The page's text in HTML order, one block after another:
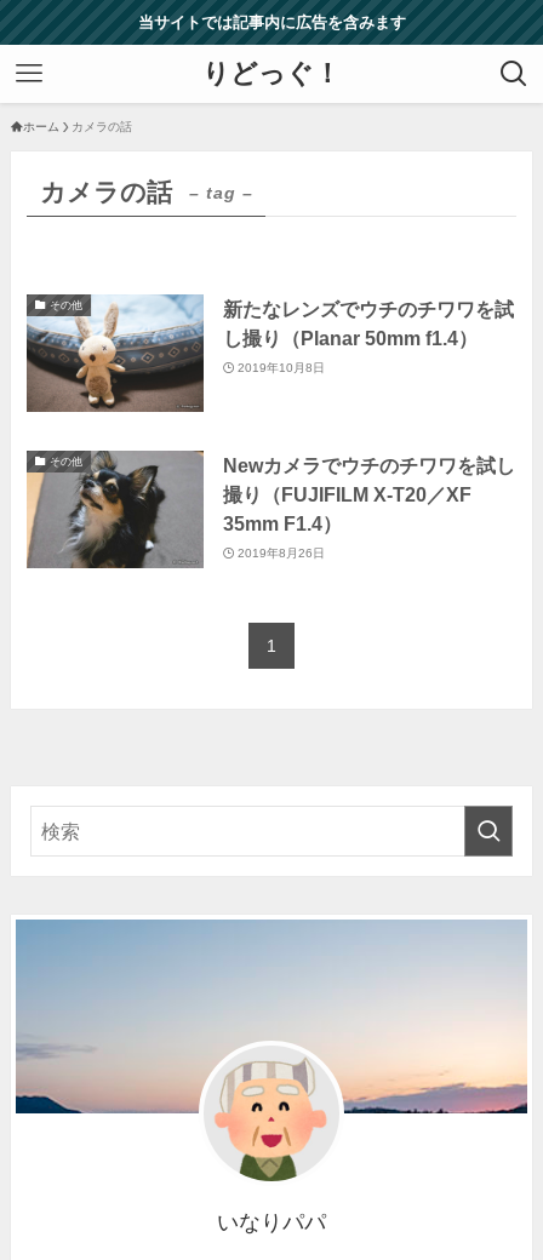
当サイトでは記事内に広告を含みます
りどっぐ！
ホーム カメラの話
カメラの話 – tag –
その他
新たなレンズでウチのチワワを試
し撮り（Planar 50mm f1.4）
2019年10月8日
その他
Newカメラでウチのチワワを試し
撮り（FUJIFILM X-T20／XF
35mm F1.4）
2019年8月26日
1
いなりパパ